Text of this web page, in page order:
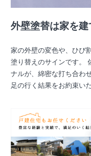
外壁塗替は家を建
家の外壁の変色や、ひび
塗り替えのサインです。
ナルが、綿密な打ち合わ
足の行く結果をお約束い